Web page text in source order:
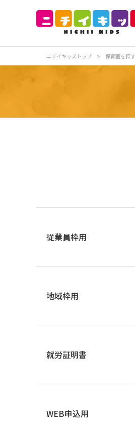
写真販売サー
ニチイキッズトップ > 保育園を探す
従業員枠用
地域枠用
就労証明書
WEB申込用